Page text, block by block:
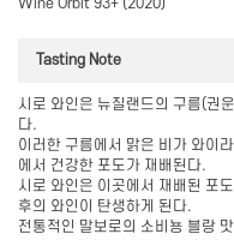
Tasting Note
시로 와인은 뉴질랜드의 구름(권
다.
이러한 구름에서 맑은 비가 와이
에서 건강한 포도가 재배된다.
시로 와인은 이곳에서 재배된 포
후의 와인이 탄생하게 된다.
전통적인 말보로의 소비뇽 블랑